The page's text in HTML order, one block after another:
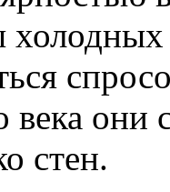
века
стен.